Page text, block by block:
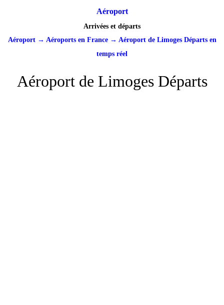
Aéroport
Arrivées et départs
Aéroport→ Aéroports en France→ Aéroport de Limoges Départs en
temps réel
Aéroport de Limoges Départs